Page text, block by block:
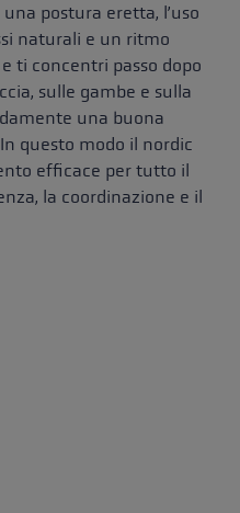
postura eretta, l’uso
naturali e un ritmo
ti concentri passo dopo
sulle gambe e sulla
una buona
questo modo il nordic
efficace per tutto il
la coordinazione e il